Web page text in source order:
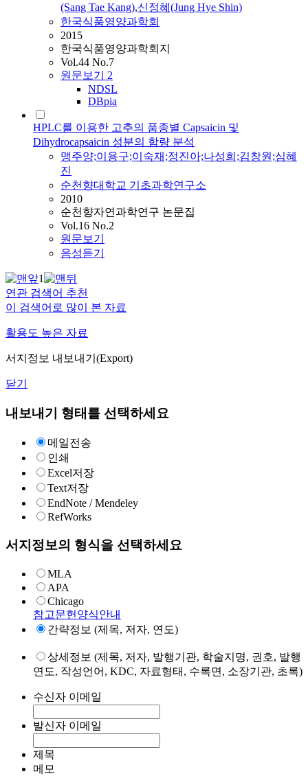
(Sang Tae Kang),신정혜(Jung Hye Shin)
한국식품영양과학회
2015
한국식품영양과학회지
Vol.44 No.7
원문보기 2
NDSL
DBpia
HPLC를 이용한 고추의 품종별 Capsaicin 및
Dihydrocapsaicin 성분의 함량 분석
맹주양;이용구;이숙재;정진아;나성희;김창원;심혜
진
순천향대학교 기초과학연구소
2010
순천향자연과학연구 논문집
Vol.16 No.2
원문보기
음성듣기
1
연관 검색어 추천
이 검색어로 많이 본 자료
활용도 높은 자료
서지정보 내보내기(Export)
닫기
내보내기 형태를 선택하세요
메일전송
인쇄
Excel저장
Text저장
EndNote / Mendeley
RefWorks
서지정보의 형식을 선택하세요
MLA
APA
Chicago
참고문헌양식안내
간략정보 (제목, 저자, 연도)
상세정보 (제목, 저자, 발행기관, 학술지명, 권호, 발행
연도, 작성언어, KDC, 자료형태, 수록면, 소장기관, 초록)
수신자 이메일
발신자 이메일
제목
메모